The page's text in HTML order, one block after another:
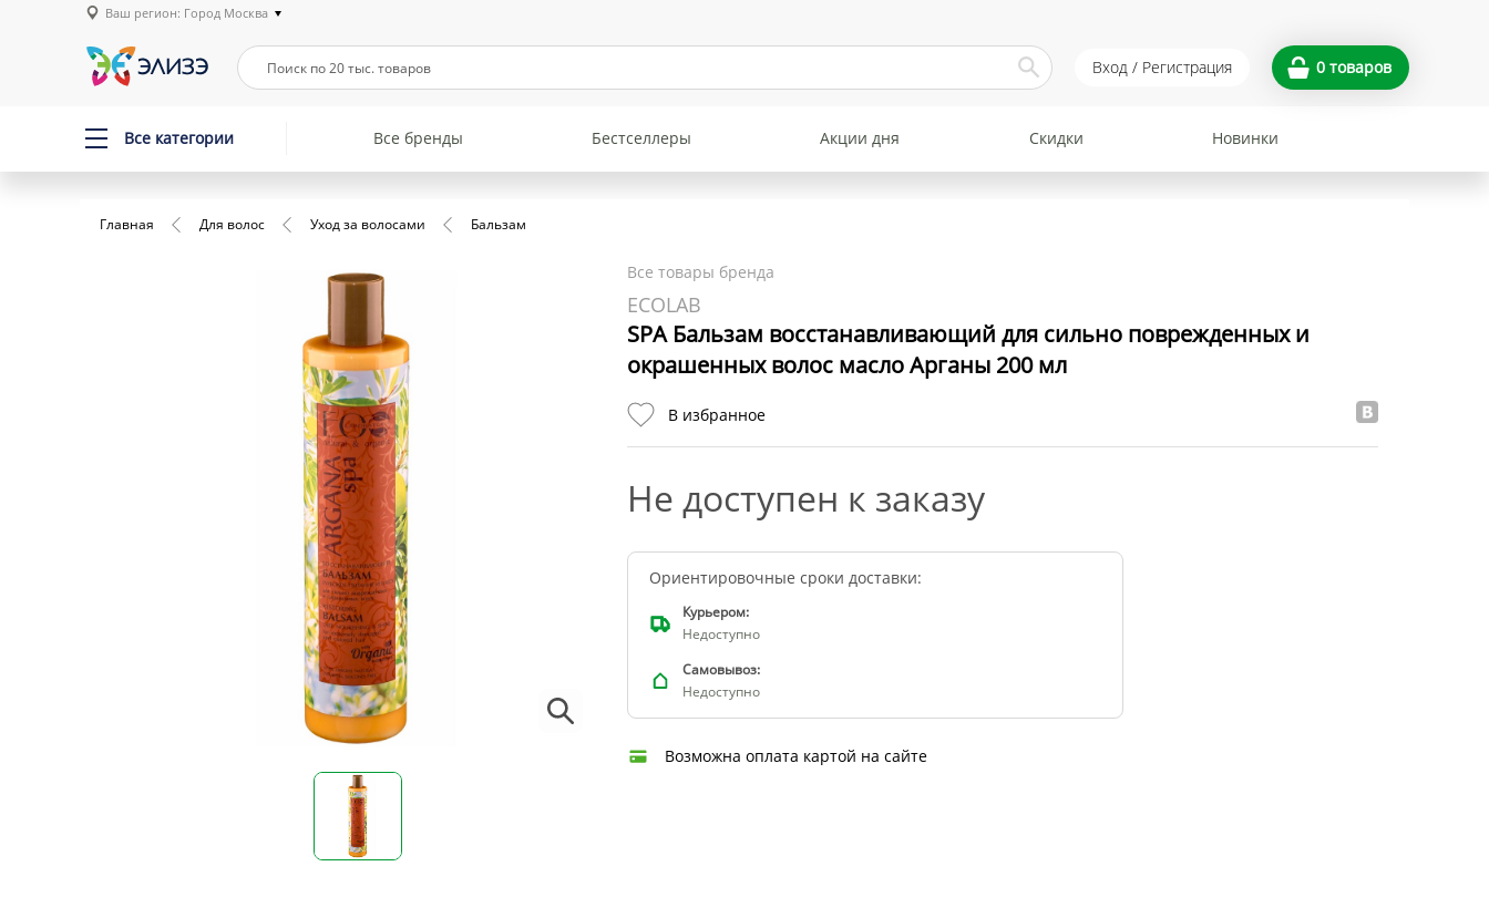
Ваш регион: Город Москва
Вход / Регистрация 0 товаров
Все категории Все бренды Бестселлеры Акции дня Скидки Новинки
Главная Для волос Уход за волосами Бальзам
Все товары бренда
ECOLAB
SPA Бальзам восстанавливающий для сильно поврежденных и
окрашенных волос масло Арганы 200 мл
В избранное
Не доступен к заказу
Ориентировочные сроки доставки:
Курьером:
Недоступно
Самовывоз:
Недоступно
Возможна оплата картой на сайте